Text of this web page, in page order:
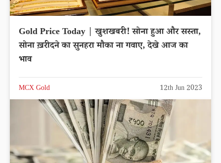
Gold Price Today | खुशखबरी! सोना हुआ और सस्ता,
सोना ख़रीदने का सुनहरा मौका ना गवाए, देखे आज का
भाव
MCX Gold 12th Jun 2023